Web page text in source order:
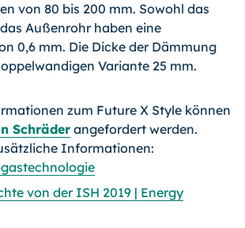
von 80 bis 200 mm. Sowohl das
Außenrohr haben eine
0,6 mm. Die Dicke der Dämmung
Variante 25 mm.
zum Future X Style können
Schräderangefordert werden.
Informationen:
von der ISH 2019 | Energy